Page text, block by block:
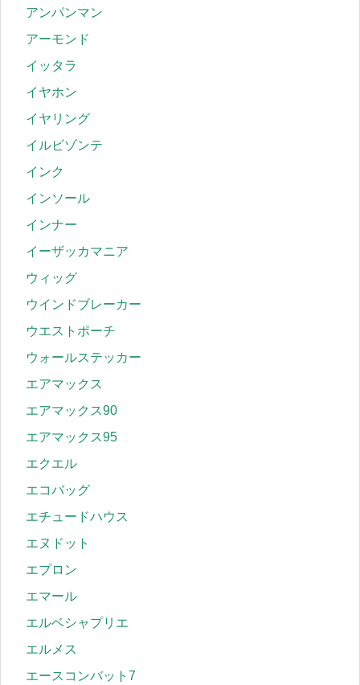
アンパンマン
アーモンド
イッタラ
イヤホン
イヤリング
イルビゾンテ
インク
インソール
インナー
イーザッカマニア
ウィッグ
ウインドブレーカー
ウエストポーチ
ウォールステッカー
エアマックス
エアマックス90
エアマックス95
エクエル
エコバッグ
エチュードハウス
エヌドット
エプロン
エマール
エルベシャプリエ
エルメス
エースコンバット7